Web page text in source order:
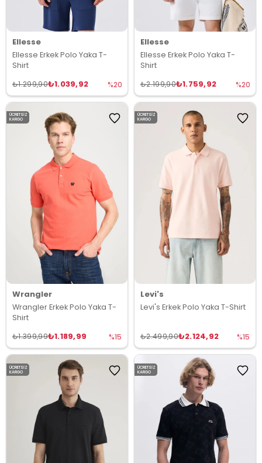
Ellesse
Ellesse Erkek Polo Yaka T-
Shirt
₺1.039,92
₺1.299,90 %20
Ellesse
Ellesse Erkek Polo Yaka T-
Shirt
₺1.759,92
₺2.199,90 %20
Wrangler
Wrangler Erkek Polo Yaka T-
Shirt
₺1.189,99
₺1.399,99 %15
ÜCRETSIZ
KARGO
Levi's
Levi's Erkek Polo Yaka T-Shirt
₺2.124,92
₺2.499,90 %15
ÜCRETSIZ
KARGO
ÜCRETSIZ
KARGO
ÜCRETSIZ
KARGO